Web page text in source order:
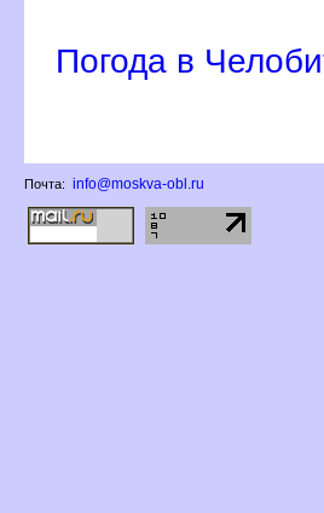
Погода в
Почта: info@moskva-obl.ru